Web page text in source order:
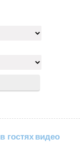
в гостяхвидео